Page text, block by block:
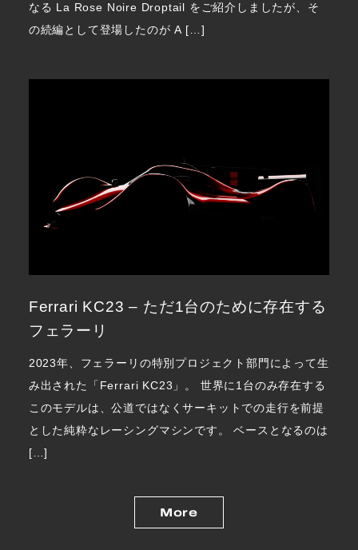
なる La Rose Noire Droptail をご紹介しましたが、そ
の続編として登場したのが A […]
Ferrari KC23 – ただ1台のために存在する
フェラーリ
2023年、フェラーリの特別プロジェクト部門によって生
み出された「Ferrari KC23」。 世界に1台のみ存在する
このモデルは、公道ではなくサーキットでの走行を前提
とした純粋なレーシングマシンです。 ベースとなるのは
[…]
More